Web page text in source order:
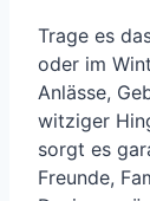
Trage es
oder im
Anlässe,
witziger
sorgt es
Freunde,